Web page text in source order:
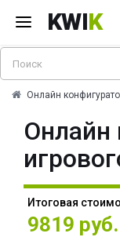
KWIK
Онлайн
Онлайн
Итоговая
9819 руб.